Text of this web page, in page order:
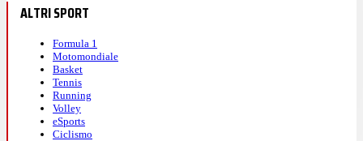
ALTRI SPORT
Formula 1
Motomondiale
Basket
Tennis
Running
Volley
eSports
Ciclismo